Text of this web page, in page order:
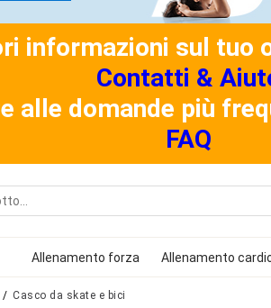
informazioni sul tuo
Contatti &
alle domande più
FAQ
Allenamento forza Allenamento
Casco da skate e bici